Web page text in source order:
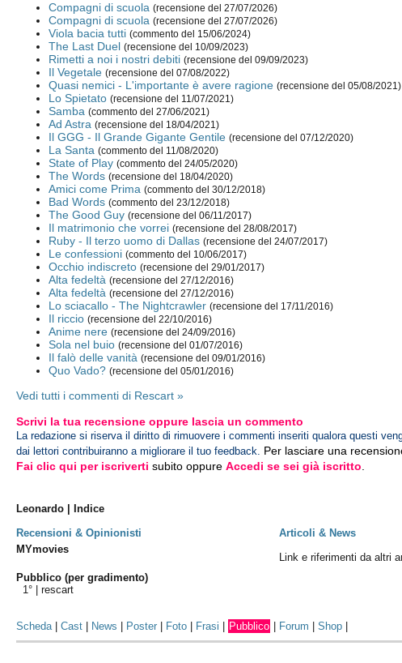
Compagni di scuola (recensione del 27/07/2026)
Compagni di scuola (recensione del 27/07/2026)
Viola bacia tutti (commento del 15/06/2024)
The Last Duel (recensione del 10/09/2023)
Rimetti a noi i nostri debiti (recensione del 09/09/2023)
Il Vegetale (recensione del 07/08/2022)
Quasi nemici - L'importante è avere ragione (recensione del 05/08/2021)
Lo Spietato (recensione del 11/07/2021)
Samba (commento del 27/06/2021)
Ad Astra (recensione del 18/04/2021)
Il GGG - Il Grande Gigante Gentile (recensione del 07/12/2020)
La Santa (commento del 11/08/2020)
State of Play (commento del 24/05/2020)
The Words (recensione del 18/04/2020)
Amici come Prima (commento del 30/12/2018)
Bad Words (commento del 23/12/2018)
The Good Guy (recensione del 06/11/2017)
Il matrimonio che vorrei (recensione del 28/08/2017)
Ruby - Il terzo uomo di Dallas (recensione del 24/07/2017)
Le confessioni (commento del 10/06/2017)
Occhio indiscreto (recensione del 29/01/2017)
Alta fedeltà (recensione del 27/12/2016)
Alta fedeltà (recensione del 27/12/2016)
Lo sciacallo - The Nightcrawler (recensione del 17/11/2016)
Il riccio (recensione del 22/10/2016)
Anime nere (recensione del 24/09/2016)
Sola nel buio (recensione del 01/07/2016)
Il falò delle vanità (recensione del 09/01/2016)
Quo Vado? (recensione del 05/01/2016)
Vedi tutti i commenti di Rescart »
Scrivi la tua recensione oppure lascia un commento
La redazione si riserva il diritto di rimuovere i commenti inseriti qualora questi
dai lettori contribuiranno a migliorare il tuo feedback. Per lasciare una
Fai clic qui per iscriverti subito oppureAccedi se sei già iscritto
Leonardo | Indice
Recensioni & Opinionisti
Articoli & News
MYmovies
Pubblico (per gradimento)
1° |rescart
Link e riferimenti da altri
Scheda|Cast News Poster Foto Frasi Pubblico Forum |Shop